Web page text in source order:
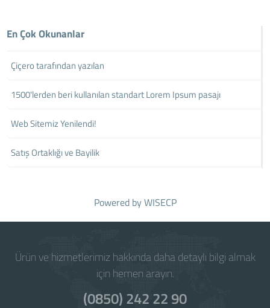
En Çok Okunanlar
Çiçero tarafından yazılan
1500'lerden beri kullanılan standart Lorem Ipsum pasajı
Web Sitemiz Yenilendi!
Satış Ortaklığı ve Bayilik
Powered byWISECP
Ürün ve hizmetlerimiz hakkında daha detaylı bilgi almak
için hemen arayın.
(0850) 242 22 90